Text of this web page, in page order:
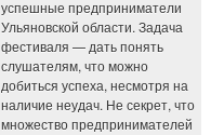
успешные предприниматели
Ульяновской области. Задача
фестиваля — дать понять
слушателям, что можно
добиться успеха, несмотря на
наличие неудач. Не секрет, что
множество предпринимателей